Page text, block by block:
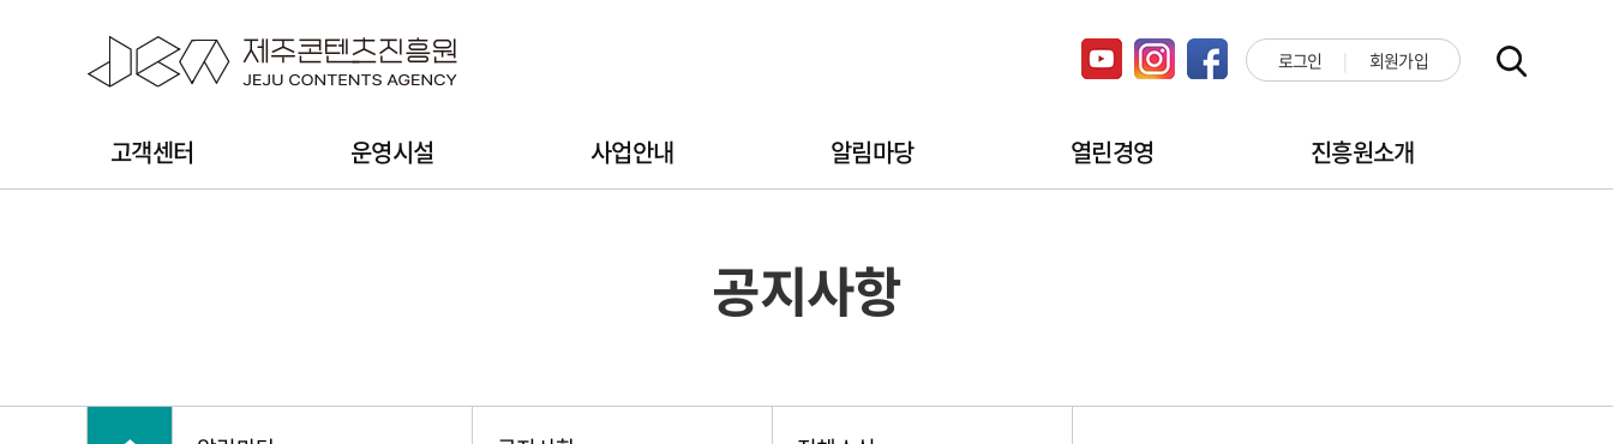
로그인 회원가입
고객센터 운영시설 사업안내 알림마당 열린경영 진흥원소개
공지사항